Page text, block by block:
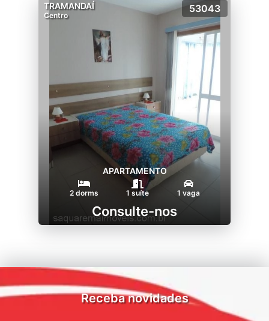
TRAMANDAÍ
Centro
53043
APARTAMENTO
2 dorms 1 suíte 1 vaga
Consulte-nos
Receba novidades